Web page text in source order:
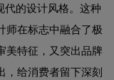
代的设计风格。这种
师在标志中融合了极
美特征，又突出品牌
，给消费者留下深刻